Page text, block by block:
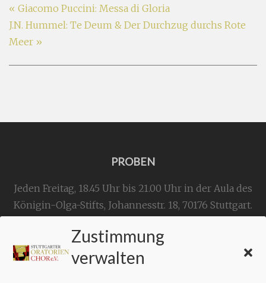
Zustimmung
verwalten
« Giacomo Puccini: Messa di Gloria
J.N. Hummel: Te Deum & Der Durchzug durchs Rote
Meer »
PROBEN
Jeden Freitag, 18.45 Uhr bis 21.00 Uhr in der Aula des
Königin-Olga-Stifts, Johannesstr. 18, 70176 Stuttgart.
KONTAKT
Geschäftsstelle: